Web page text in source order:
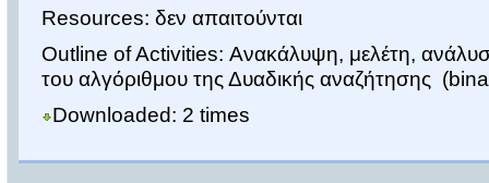
Resources: δεν απαιτούνται
Outline of Activities: Ανακάλυψη, μελέτη,
του αλγόριθμου της Δυαδικής αναζήτησης
Downloaded: 2 times